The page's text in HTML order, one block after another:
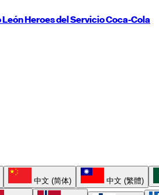
LeónHeroes del Servicio Coca-Cola
中文 (简体) 中文 (繁體)